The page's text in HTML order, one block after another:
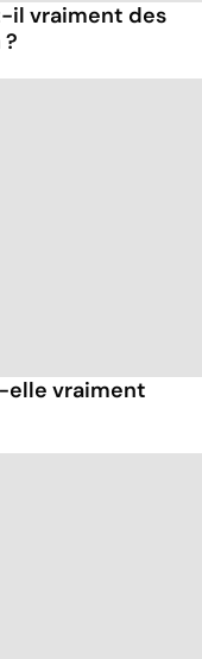
il vraiment des
elle vraiment